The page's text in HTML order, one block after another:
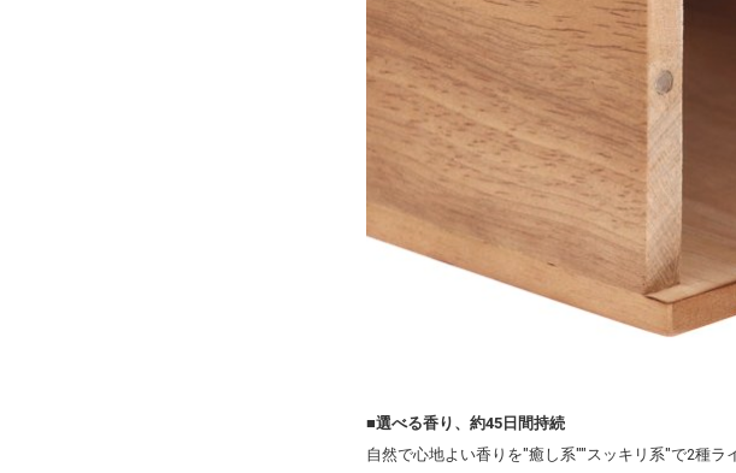
■選べる香り、約45日間持続
自然で心地よい香りを"癒し系""スッキリ系"で2種